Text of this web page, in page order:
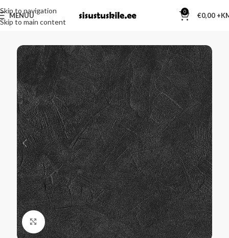
Skip to navigation
Skip to main content
MENÜÜ 0 €0,00
Kliki suurendamiseks